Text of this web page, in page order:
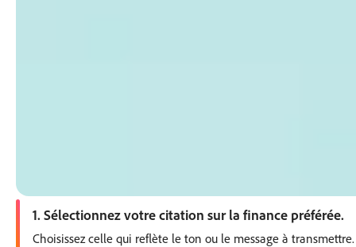
1. Sélectionnez votre citation sur la finance préférée.
Choisissez celle qui reflète le ton ou le message à transmettre.